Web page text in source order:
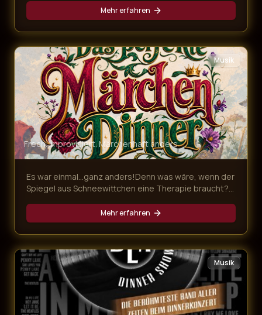
mit leckerem Menü.Mehr erfahren
Musik
Frech. Improvisiert. Märchenhaft anders
Es war einmal…ganz anders!Denn was wäre, wenn der
Spiegel aus Schneewittchen eine Therapie braucht?
geraten drei berühmte Grimms-Geschichten gewaltig
ins Wanken. Dr. Rumpelstilzchen behandelt
sprechende Spiegel, das „tapfere“ Schneiderlein ist
ein Hasenfuß und die Gäste schlüpfen in zahllose,
märchenhafte Rollen. Das Ensemble sorgt mit Witz,
Improvisation und Mitmach-Charme für ein Erdbeben
des Zwerchfells – und ein Erlebnis jenseits von „es
war einmal…“!
Mehr erfahren
Musik